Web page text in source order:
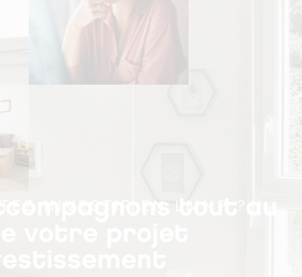
INVESTIR EN LMNP ?
tout au
votre projet